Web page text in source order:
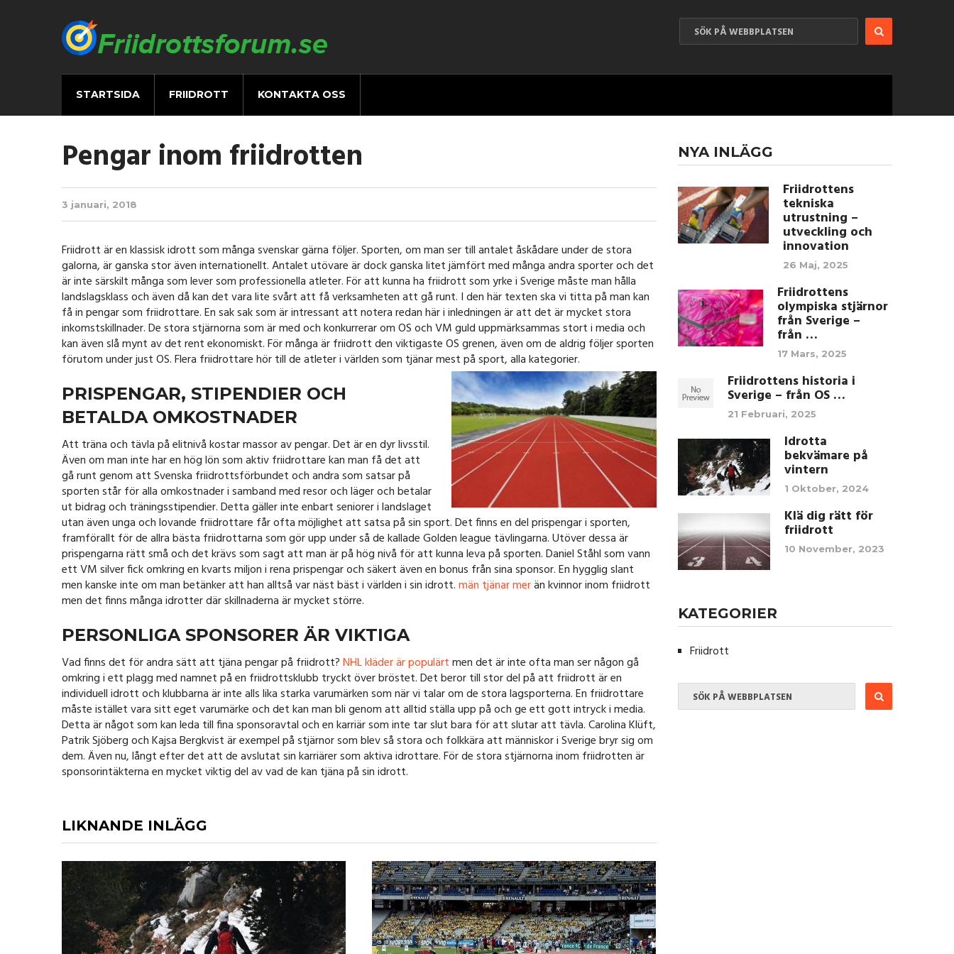
STARTSIDA FRIIDROTT KONTAKTA OSS
Pengar inom friidrotten
3 januari, 2018
Friidrott är en klassisk idrott som många svenskar gärna följer. Sporten, om man ser till antalet åskådare under de stora
galorna, är ganska stor även internationellt. Antalet utövare är dock ganska litet jämfört med många andra sporter och det
är inte särskilt många som lever som professionella atleter. För att kunna ha friidrott som yrke i Sverige måste man hålla
landslagsklass och även då kan det vara lite svårt att få verksamheten att gå runt. I den här texten ska vi titta på man kan
få in pengar som friidrottare. En sak sak som är intressant att notera redan här i inledningen är att det är mycket stora
inkomstskillnader. De stora stjärnorna som är med och konkurrerar om OS och VM guld uppmärksammas stort i media och
kan även slå mynt av det rent ekonomiskt. För många är friidrott den viktigaste OS grenen, även om de aldrig följer sporten
förutom under just OS. Flera friidrottare hör till de atleter i världen som tjänar mest på sport, alla kategorier.
PRISPENGAR, STIPENDIER OCH
BETALDA OMKOSTNADER
Att träna och tävla på elitnivå kostar massor av pengar. Det är en dyr livsstil.
Även om man inte har en hög lön som aktiv friidrottare kan man få det att
gå runt genom att Svenska friidrottsförbundet och andra som satsar på
sporten står för alla omkostnader i samband med resor och läger och betalar
ut bidrag och träningsstipendier. Detta gäller inte enbart seniorer i landslaget
utan även unga och lovande friidrottare får ofta möjlighet att satsa på sin sport. Det finns en del prispengar i sporten,
framförallt för de allra bästa friidrottarna som gör upp under så de kallade Golden league tävlingarna. Utöver dessa är
prispengarna rätt små och det krävs som sagt att man är på hög nivå för att kunna leva på sporten. Daniel Ståhl som vann
ett VM silver fick omkring en kvarts miljon i rena prispengar och säkert även en bonus från sina sponsor. En hygglig slant
men kanske inte om man betänker att han alltså var näst bäst i världen i sin idrott.män tjänar merän kvinnor inom friidrott
men det finns många idrotter där skillnaderna är mycket större.
PERSONLIGA SPONSORER ÄR VIKTIGA
Vad finns det för andra sätt att tjäna pengar på friidrott?NHL kläder är populärtmen det är inte ofta man ser någon gå
omkring i ett plagg med namnet på en friidrottsklubb tryckt över bröstet. Det beror till stor del på att friidrott är en
individuell idrott och klubbarna är inte alls lika starka varumärken som när vi talar om de stora lagsporterna. En friidrottare
måste istället vara sitt eget varumärke och det kan man bli genom att alltid ställa upp på och ge ett gott intryck i media.
Detta är något som kan leda till fina sponsoravtal och en karriär som inte tar slut bara för att slutar att tävla. Carolina Klüft,
Patrik Sjöberg och Kajsa Bergkvist är exempel på stjärnor som blev så stora och folkkära att människor i Sverige bryr sig om
dem. Även nu, långt efter det att de avslutat sin karriärer som aktiva idrottare. För de stora stjärnorna inom friidrotten är
sponsorintäkterna en mycket viktig del av vad de kan tjäna på sin idrott.
LIKNANDE INLÄGG
NYA INLÄGG
Friidrottens
tekniska
utrustning –
utveckling och
innovation
26 Maj, 2025
Friidrottens
olympiska stjärnor
från Sverige –
från …
17 Mars, 2025
Friidrottens historia i
Sverige – från OS …
21 Februari, 2025
Idrotta
bekvämare på
vintern
1 Oktober, 2024
Klä dig rätt för
friidrott
10 November, 2023
KATEGORIER
Friidrott